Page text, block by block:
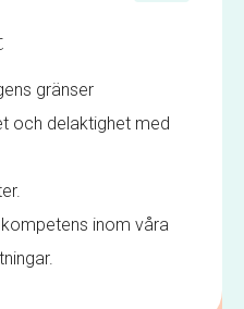
gränser
och delaktighet med
inom våra